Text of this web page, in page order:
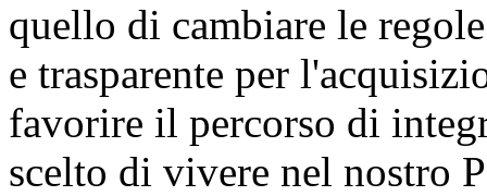
quello di cambiare le
e trasparente per
favorire il percorso di
scelto di vivere nel nostro